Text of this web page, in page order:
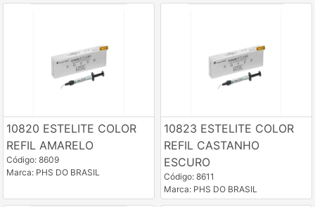
10820 ESTELITE COLOR
REFIL AMARELO
Código: 8609
Marca: PHS DO BRASIL
10823 ESTELITE COLOR
REFIL CASTANHO
ESCURO
Código: 8611
Marca: PHS DO BRASIL